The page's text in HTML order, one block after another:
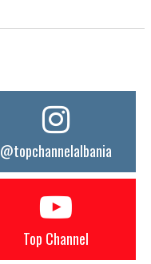
@topchannelalbania
Top Channel